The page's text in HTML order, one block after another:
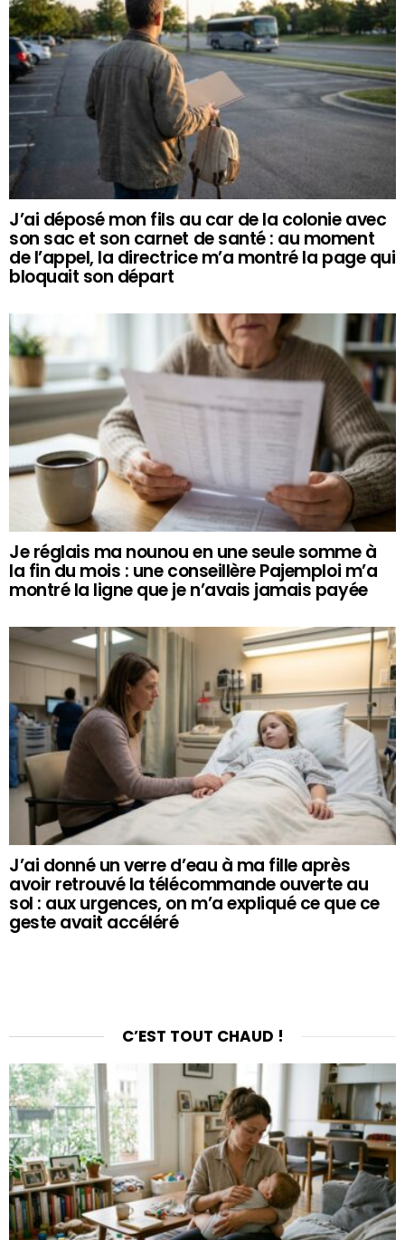
J’ai déposé mon fils au car de la colonie avec
son sac et son carnet de santé : au moment
de l’appel, la directrice m’a montré la page qui
bloquait son départ
Je réglais ma nounou en une seule somme à
la fin du mois : une conseillère Pajemploi m’a
montré la ligne que je n’avais jamais payée
J’ai donné un verre d’eau à ma fille après
avoir retrouvé la télécommande ouverte au
sol : aux urgences, on m’a expliqué ce que ce
geste avait accéléré
C’EST TOUT CHAUD !